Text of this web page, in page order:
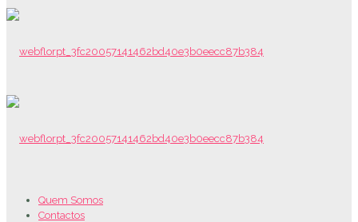
Quem Somos
Contactos